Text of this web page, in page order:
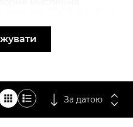
численних
виставок (з 1931).
«Мурзилка» (1948).
«Детгиз». За
1000 карикатур та
СРСР. У післявоєнні
Ленінграді
За датою